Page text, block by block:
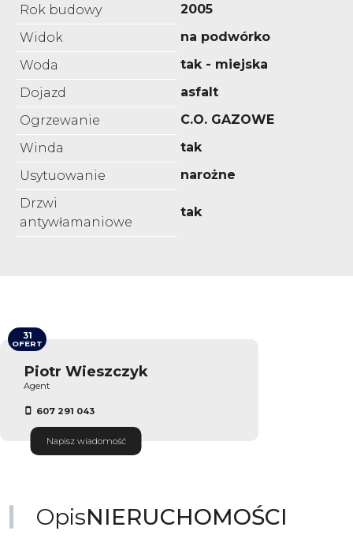
Rok budowy
2005
Widok
na podwórko
Woda
tak - miejska
Dojazd
asfalt
Ogrzewanie
C.O. GAZOWE
Winda
tak
Usytuowanie
narożne
Drzwi
antywłamaniowe
tak
Piotr Wieszczyk
Agent
607 291 043
Napisz wiadomość
31
OFERT
OpisNIERUCHOMOŚCI